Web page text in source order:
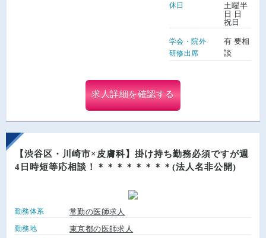
休日
土曜半
日 日
祝日
学会・院外
研修出席
有 要相
談
求人詳細を確認する
【渋谷区・川崎市×皮膚科】掛け持ち勤務必須ですが週
4日時短等応相談！＊＊＊＊＊＊＊＊(法人名非公開)
勤務体系 常勤の医師求人
勤務地 東京都の医師求人